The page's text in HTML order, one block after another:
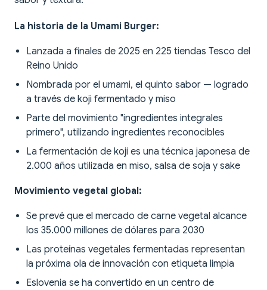
La historia de la Umami Burger:
Lanzada a finales de 2025 en 225 tiendas Tesco del
Reino Unido
Nombrada por el umami, el quinto sabor — logrado
a través de koji fermentado y miso
Parte del movimiento "ingredientes integrales
primero", utilizando ingredientes reconocibles
La fermentación de koji es una técnica japonesa de
2.000 años utilizada en miso, salsa de soja y sake
Movimiento vegetal global:
Se prevé que el mercado de carne vegetal alcance
los 35.000 millones de dólares para 2030
Las proteínas vegetales fermentadas representan
la próxima ola de innovación con etiqueta limpia
Eslovenia se ha convertido en un centro de